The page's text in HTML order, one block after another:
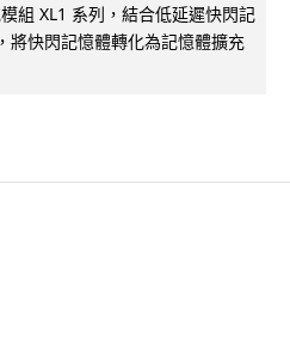
組 XL1 系列，結合低延遲快閃記
將快閃記憶體轉化為記憶體擴充